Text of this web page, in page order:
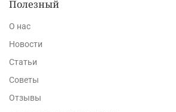
Полезный
О нас
Новости
Статьи
Советы
Отзывы